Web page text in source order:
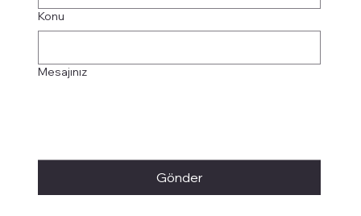
Konu
Mesajınız
Gönder